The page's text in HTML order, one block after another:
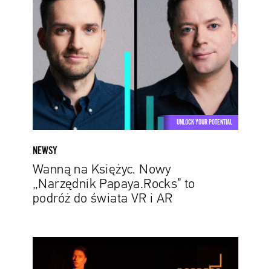
Księżyc.
Nowy
„Narzędnik
Papaya.Rocks”
podróż
do
świata
VR
i
UNLOCK YOUR POTENTIAL
NEWSY
Wanną na Księżyc. Nowy
„Narzędnik Papaya.Rocks” to
podróż do świata VR i AR